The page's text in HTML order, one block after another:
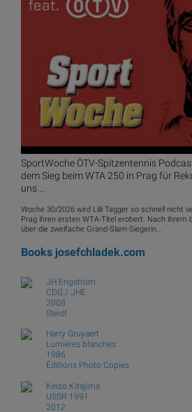
SportWoche ÖTV-Spitzentennis
dem Sieg beim WTA 250 in Prag für
uns ...
Woche 30/2026 wird Lilli Tagger so schnell nicht
Prag ihren ersten WTA-Titel erobert. Nach ihrem
über die zweifache Grand-Slam-Siegerin...
Books josefchladek.com
JH Engström
CDG / JHE
2008
Steidl
Harry Gruyaert
Lumières blanches
1986
Éditions Photo Copies
Keizo Kitajima
USSR 1991
2012